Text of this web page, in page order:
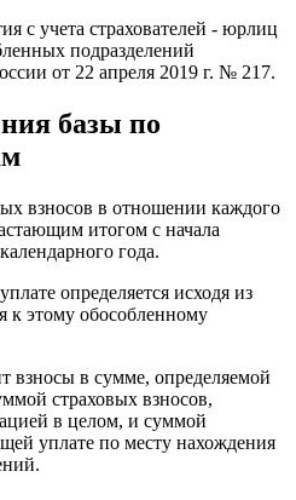
с учета страхователей - юрлиц
подразделений
от 22 апреля 2019 г. № 217.
базы по
взносов в отношении каждого
итогом с начала
года.
определяется исходя из
к этому обособленному
взносы в сумме, определяемой
страховых взносов,
в целом, и суммой
уплате по месту нахождения